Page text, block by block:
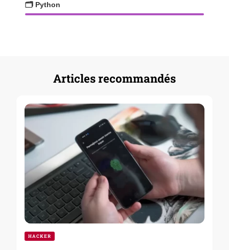
🗂️ Python
Articles recommandés
HACKER